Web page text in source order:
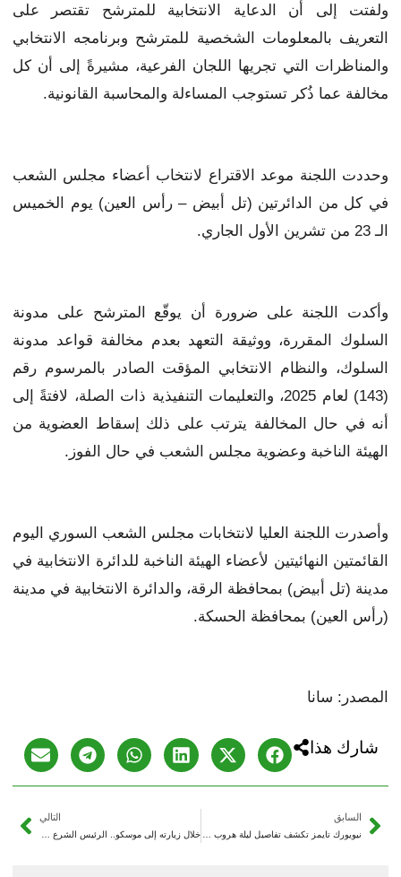
ولفتت إلى أن الدعاية الانتخابية للمترشح تقتصر على
التعريف بالمعلومات الشخصية للمترشح وبرنامجه الانتخابي
والمناظرات التي تجريها اللجان الفرعية، مشيرةً إلى أن كل
مخالفة عما ذُكر تستوجب المساءلة والمحاسبة القانونية.
وحددت اللجنة موعد الاقتراع لانتخاب أعضاء مجلس الشعب
في كل من الدائرتين (تل أبيض – رأس العين) يوم الخميس
الـ 23 من تشرين الأول الجاري.
وأكدت اللجنة على ضرورة أن يوقّع المترشح على مدونة
السلوك المقررة، ووثيقة التعهد بعدم مخالفة قواعد مدونة
السلوك، والنظام الانتخابي المؤقت الصادر بالمرسوم رقم
(143) لعام 2025، والتعليمات التنفيذية ذات الصلة، لافتةً إلى
أنه في حال المخالفة يترتب على ذلك إسقاط العضوية من
الهيئة الناخبة وعضوية مجلس الشعب في حال الفوز.
وأصدرت اللجنة العليا لانتخابات مجلس الشعب السوري اليوم
القائمتين النهائيتين لأعضاء الهيئة الناخبة للدائرة الانتخابية في
مدينة (تل أبيض) بمحافظة الرقة، والدائرة الانتخابية في مدينة
(رأس العين) بمحافظة الحسكة.
المصدر: سانا
شارك هذا
السابق التالي